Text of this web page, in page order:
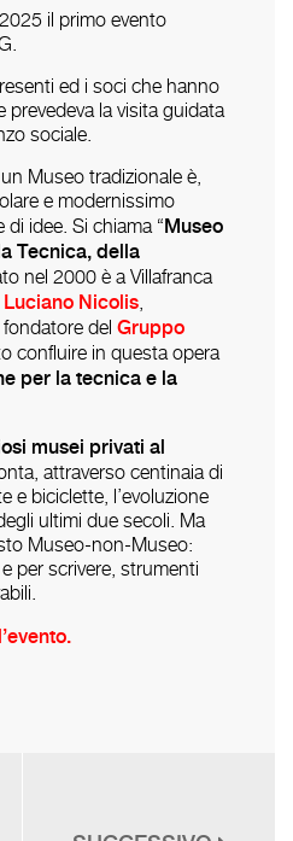
il primo evento
ed i soci che hanno
prevedeva la visita guidata
sociale.
Museo tradizionale è,
e modernissimo
idee. Si chiama “Museo
Tecnica, della
nel 2000 è a Villafranca
Luciano Nicolis,
fondatore delGruppo
confluire in questa opera
per la tecnica e la
musei privati al
attraverso centinaia di
e biciclette, l’evoluzione
ultimi due secoli. Ma
Museo-non-Museo:
per scrivere, strumenti